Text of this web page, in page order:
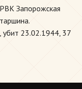
Запорожская
убит 23.02.1944, 37